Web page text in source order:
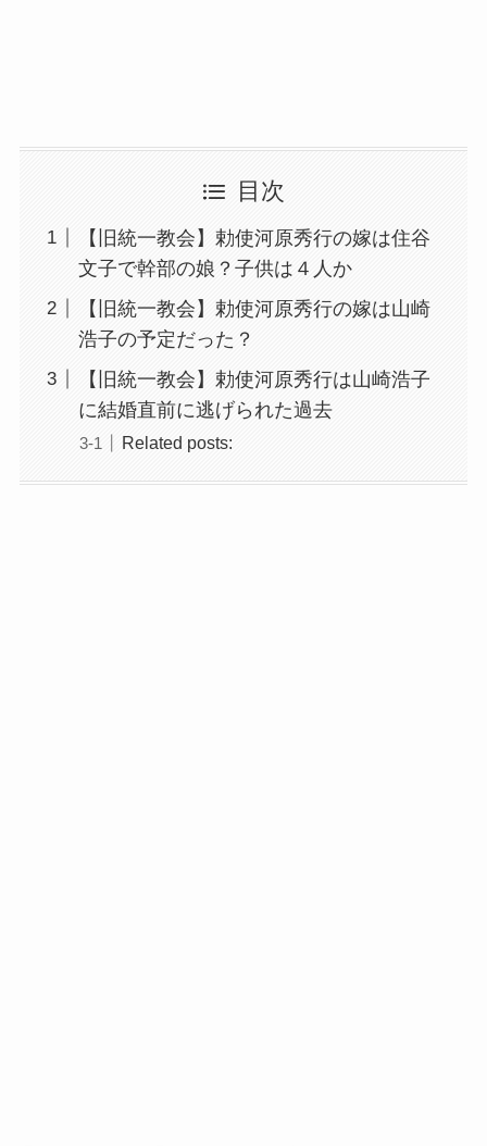
目次
【旧統一教会】勅使河原秀行の嫁は住谷
文子で幹部の娘？子供は４人か
【旧統一教会】勅使河原秀行の嫁は山崎
浩子の予定だった？
【旧統一教会】勅使河原秀行は山崎浩子
に結婚直前に逃げられた過去
Related posts: